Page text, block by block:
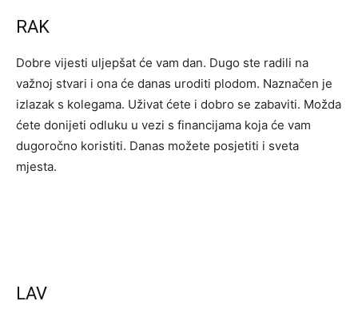
RAK
Dobre vijesti uljepšat će vam dan. Dugo ste radili na
važnoj stvari i ona će danas uroditi plodom. Naznačen je
izlazak s kolegama. Uživat ćete i dobro se zabaviti. Možda
ćete donijeti odluku u vezi s financijama koja će vam
dugoročno koristiti. Danas možete posjetiti i sveta
mjesta.
LAV